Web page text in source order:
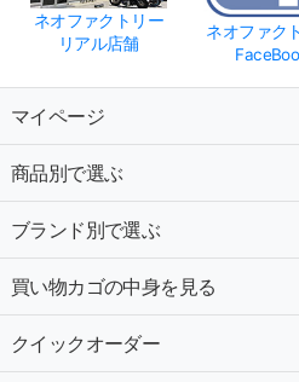
ネオファクトリー
リアル店舗
ネオファク
マイページ
商品別で選ぶ
ブランド別で選ぶ
買い物カゴの中身を見る
クイックオーダー